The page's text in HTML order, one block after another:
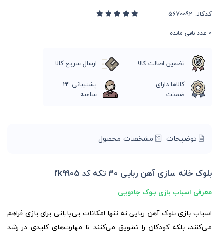
کدکالا:
0 عدد باقی مانده
تضمین اصالت کالا
ارسال سریع کالا
کالاها دارای
ضمانت
پشتیبانی 24
ساعته
توضیحات مشخصات محصول
بلوک خانه سازی آهن ربایی 30 تکه کد fk9905
معرفی اسباب بازی بلوک جادویی
اسباب بازی بلوک آهن ربایی نه تنها امکانات بی‌پایانی برای بازی فراهم
می‌کنند، بلکه کودکان را تشویق می‌کنند تا مهارت‌های کلیدی در رشد